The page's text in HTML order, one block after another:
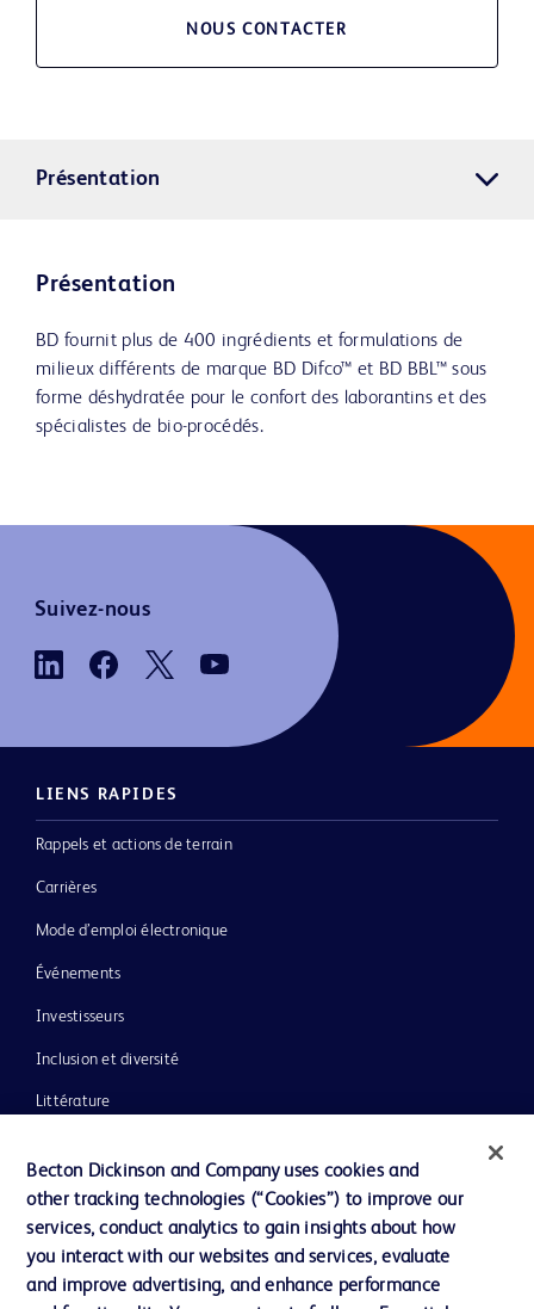
NOUS CONTACTER
Présentation
Présentation
BD fournit plus de 400 ingrédients et formulations de
milieux différents de marque BD Difco™ et BD BBL™ sous
forme déshydratée pour le confort des laborantins et des
spécialistes de bio-procédés.
Suivez-nous
LIENS RAPIDES
Rappels et actions de terrain
Carrières
Mode d’emploi électronique
Événements
Investisseurs
Inclusion et diversité
Littérature
Notre entreprise
Éthique et conformité
Assistance
Becton Dickinson and Company uses cookies and
other tracking technologies (“Cookies”) to improve our
services, conduct analytics to gain insights about how
you interact with our websites and services, evaluate
and improve advertising, and enhance performance